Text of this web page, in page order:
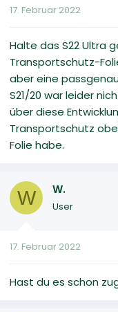
17. Februar 2022
Halte das S22 Ultra
Transportschutz-
aber eine
S21/20 war leider
über diese
Transportschutz
Folie habe.
W W.
User
17. Februar 2022
Hast du es schon